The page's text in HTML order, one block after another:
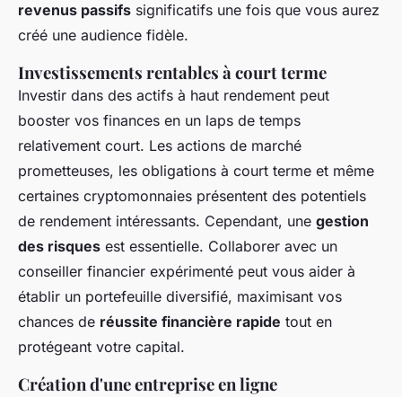
revenus passifs significatifs une fois que vous aurez
créé une audience fidèle.
Investissements rentables à court terme
Investir dans des actifs à haut rendement peut
booster vos finances en un laps de temps
relativement court. Les actions de marché
prometteuses, les obligations à court terme et même
certaines cryptomonnaies présentent des potentiels
de rendement intéressants. Cependant, une gestion
des risques est essentielle. Collaborer avec un
conseiller financier expérimenté peut vous aider à
établir un portefeuille diversifié, maximisant vos
chances de réussite financière rapide tout en
protégeant votre capital.
Création d'une entreprise en ligne